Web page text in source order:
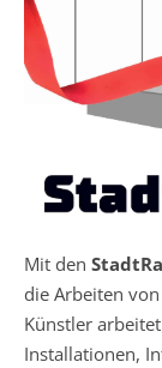
Mit den
die Arbeiten von
Künstler
Installationen,